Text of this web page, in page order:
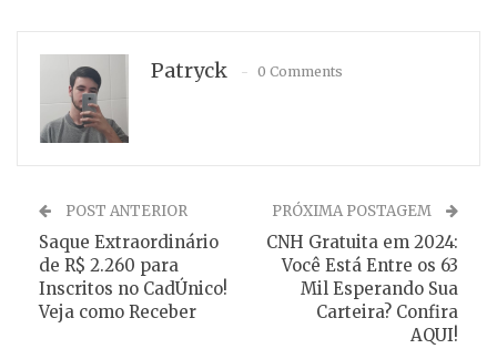
Patryck 0 Comments
POST ANTERIOR
Saque Extraordinário
de R$ 2.260 para
Inscritos no CadÚnico!
Veja como Receber
PRÓXIMA POSTAGEM
CNH Gratuita em 2024:
Você Está Entre os 63
Mil Esperando Sua
Carteira? Confira
AQUI!